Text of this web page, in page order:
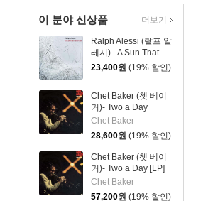
이 분야 신상품
Ralph Alessi (랄프 알
레시) - A Sun That
Never Sets
23,400원 (19% 할인)
Chet Baker (쳇 베이
커)- Two a Day
Chet Baker
28,600원 (19% 할인)
Chet Baker (쳇 베이
커)- Two a Day [LP]
Chet Baker
57,200원 (19% 할인)
더보기